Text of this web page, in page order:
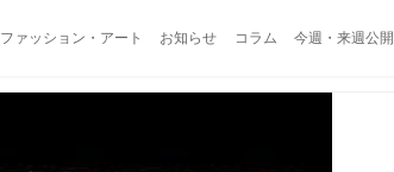
ファッション・アート お知らせ コラム 今週・来週公開